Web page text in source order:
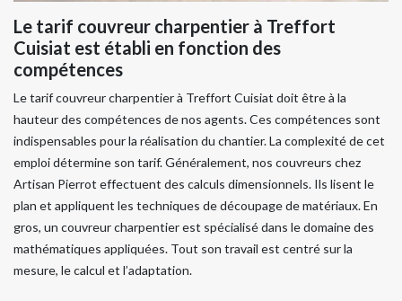
Le tarif couvreur charpentier à Treffort
Cuisiat est établi en fonction des
compétences
Le tarif couvreur charpentier à Treffort Cuisiat doit être à la
hauteur des compétences de nos agents. Ces compétences sont
indispensables pour la réalisation du chantier. La complexité de cet
emploi détermine son tarif. Généralement, nos couvreurs chez
Artisan Pierrot effectuent des calculs dimensionnels. Ils lisent le
plan et appliquent les techniques de découpage de matériaux. En
gros, un couvreur charpentier est spécialisé dans le domaine des
mathématiques appliquées. Tout son travail est centré sur la
mesure, le calcul et l’adaptation.